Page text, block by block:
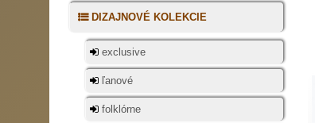
DIZAJNOVÉ KOLEKCIE
exclusive
ľanové
folklórne